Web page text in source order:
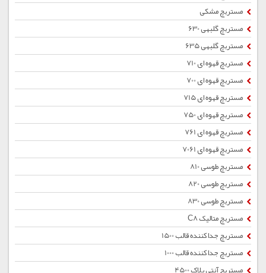
مستربچ مشکی
مستربچ گلبهی 630
مستربچ گلبهی 635
مستربچ قهوه ای 710
مستربچ قهوه ای 700
مستربچ قهوه ای 715
مستربچ قهوه ای 750
مستربچ قهوه ای 761
مستربچ قهوه ای 7061
مستربچ طوسی 810
مستربچ طوسی 820
مستربچ طوسی 830
مستربچ متالیک C8
مستربچ جداکننده قالب 1500
مستربچ جداکننده قالب 1000